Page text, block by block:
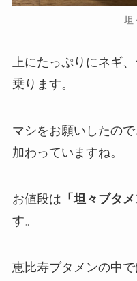
坦
上にたっぷりにネギ
乗ります。
マシをお願いしたの
加わっていますね。
お値段は 「坦々ブタ
す。
恵比寿ブタメンの中